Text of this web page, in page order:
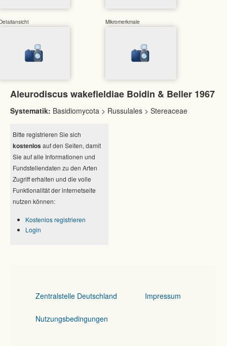
Mikromerkmale
Aleurodiscus wakefieldiae Boidin & Beller 1967
Systematik: Basidiomycota > Russulales > Stereaceae
Bitte registrieren Sie sich
kostenlos auf den Seiten, damit
Sie auf alle Informationen und
Fundstellendaten zu den Arten
Zugriff erhalten und die volle
Funktionalität der internetseite
nutzen können:
Kostenlos registrieren
Login
Zentralstelle Deutschland Impressum
Nutzungsbedingungen